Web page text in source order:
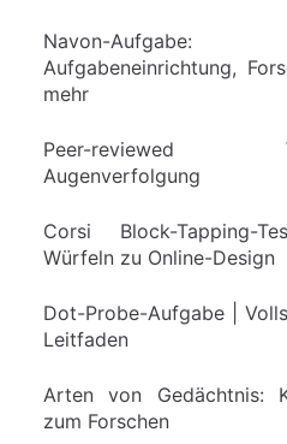
Navon-Aufgabe:
Aufgabeneinrichtung,
mehr
Peer-reviewed
Augenverfolgung
Corsi Block-Tapping-
Würfeln zu Online-Design
Dot-Probe-Aufgabe |
Leitfaden
Arten von Gedächtnis:
zum Forschen